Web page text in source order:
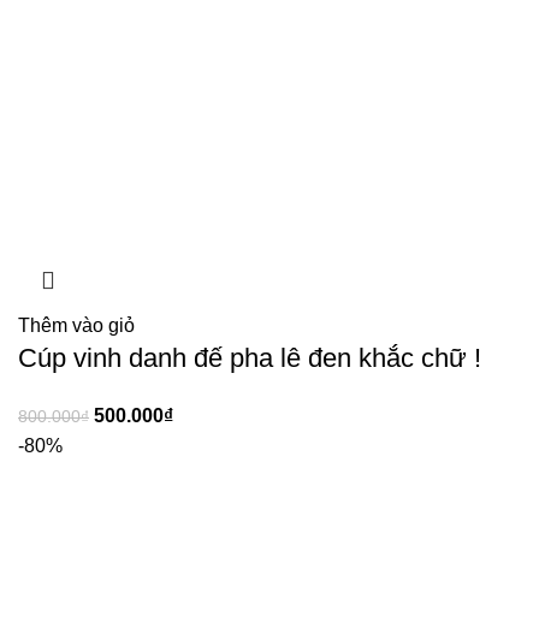
Thêm vào giỏ
Cúp vinh danh đế pha lê đen khắc chữ !
800.000₫ 500.000₫
-80%